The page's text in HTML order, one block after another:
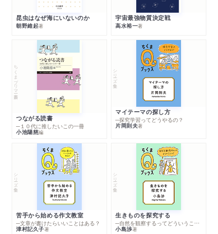
昆虫はなぜ海にいないのか
朝野維起著
宇宙最強物質決定戦
高水裕一著
ちくまプリマー新書
つながる読書
─１０代に推したいこの一冊
小池陽慈編
シリーズ・全集
マイテーマの探し方
─探究学習ってどうやるの？
片岡則夫著
シリーズ・全集
苦手から始める作文教室
─文章が書けたらいいことはある？
津村記久子著
シリーズ・全集
生きものを探究する
─自然を観察するってどういうこと？
小島渉著